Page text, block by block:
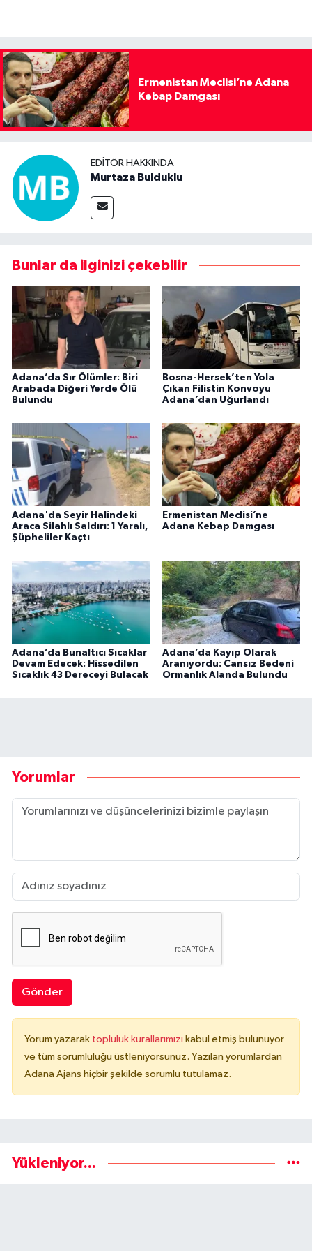
Ermenistan Meclisi’ne Adana
Kebap Damgası
EDITÖR HAKKINDA
Murtaza Bulduklu
Bunlar da ilginizi çekebilir
Adana’da Sır Ölümler: Biri
Arabada Diğeri Yerde Ölü
Bulundu
Bosna-Hersek’ten Yola
Çıkan Filistin Konvoyu
Adana’dan Uğurlandı
Adana'da Seyir Halindeki
Araca Silahlı Saldırı: 1 Yaralı,
Şüpheliler Kaçtı
Ermenistan Meclisi’ne
Adana Kebap Damgası
Adana’da Bunaltıcı Sıcaklar
Devam Edecek: Hissedilen
Sıcaklık 43 Dereceyi Bulacak
Adana’da Kayıp Olarak
Aranıyordu: Cansız Bedeni
Ormanlık Alanda Bulundu
Yorumlar
Gönder
Yorum yazarak topluluk kurallarımızı kabul etmiş bulunuyor
ve tüm sorumluluğu üstleniyorsunuz. Yazılan yorumlardan
Adana Ajans hiçbir şekilde sorumlu tutulamaz.
Yükleniyor...